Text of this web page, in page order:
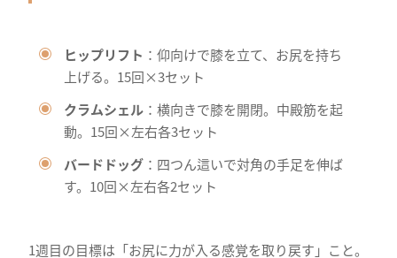
ヒップリフト ：仰向けで膝を立て、お尻を持ち
上げる。15回×3セット
クラムシェル ：横向きで膝を開閉。中殿筋を起
動。15回×左右各3セット
バードドッグ ：四つん這いで対角の手足を伸ば
す。10回×左右各2セット
1週目の目標は「お尻に力が入る感覚を取り戻す」こと。